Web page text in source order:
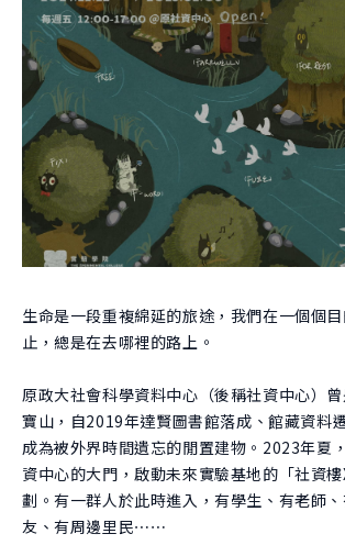
團隊
法規
關於空間
設計
駐地
借用
校學士
關於
申請方式
文件
團隊
關於課程
關於課程
本學期課表
曾開設課程
關於實驗
關於實驗
學生實驗
學院實驗
跨域共振
捐款支持
友好單位
肯園 CANJUNE
旭立文教基金會
生命是一段重複綿延的旅途，我們在一個個
止，總是在去哪裡的路上。
原政大社會科學資料中心（後稱社資中心）
寶山，自2019年達賢圖書館落成、館藏資料
成為被外界時間遺忘的閒置建物。2023年夏
資中心的大門，啟動未來實驗基地的「社資
劃。有一群人於此時進入，有學生、有老師
友、有周邊里民⋯⋯